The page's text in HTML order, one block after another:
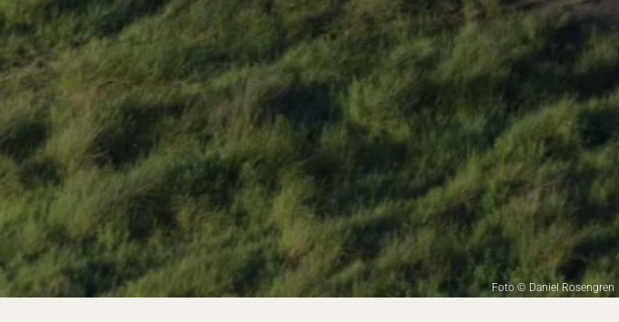
Foto © Daniel Rosengren